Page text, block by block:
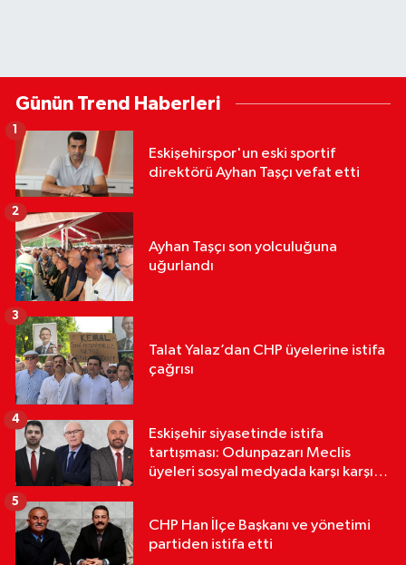
Günün Trend Haberleri
Eskişehirspor'un eski sportif
direktörü Ayhan Taşçı vefat etti
1
Ayhan Taşçı son yolculuğuna
uğurlandı
2
Talat Yalaz’dan CHP üyelerine istifa
çağrısı
3
Eskişehir siyasetinde istifa
tartışması: Odunpazarı Meclis
üyeleri sosyal medyada karşı karşıya
4
CHP Han İlçe Başkanı ve yönetimi
partiden istifa etti
5